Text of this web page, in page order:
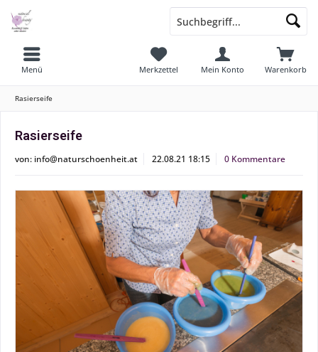
Menü Warenkorb
Merkzettel Mein Konto
Rasierseife
Rasierseife
von: info@naturschoenheit.at 22.08.21 18:15 0 Kommentare